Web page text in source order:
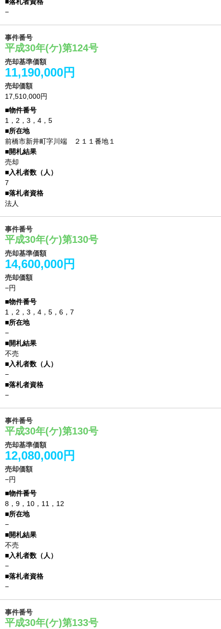
−
事件番号
平成30年(ケ)第124号
売却基準価額
11,190,000円
売却価額
17,510,000円
1，2，3，4，5
前橋市新井町字川端 ２１１番地１
売却
7
法人
事件番号
平成30年(ケ)第130号
売却基準価額
14,600,000円
売却価額
−円
1，2，3，4，5，6，7
−
不売
−
−
事件番号
平成30年(ケ)第130号
売却基準価額
12,080,000円
売却価額
−円
8，9，10，11，12
−
不売
−
−
事件番号
平成30年(ケ)第133号